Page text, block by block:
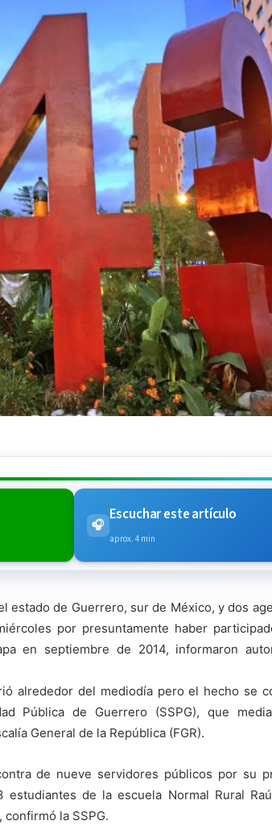
🎧
Escuchar este artículo
aprox. 4 min
estado de Guerrero, sur de México, y dos
por presuntamente haber
en septiembre de 2014, informaron
alrededor del mediodía pero el hecho se
Pública de Guerrero (SSPG), que
General de la República (FGR).
de nueve servidores públicos por su
de la escuela Normal Rural
la SSPG.